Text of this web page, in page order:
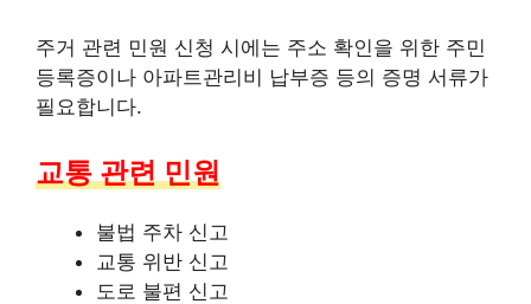
주거 관련 민원 신청 시에는 주소 확인을 위한 주민
등록증이나 아파트관리비 납부증 등의 증명 서류가
필요합니다.
교통 관련 민원
불법 주차 신고
교통 위반 신고
도로 불편 신고